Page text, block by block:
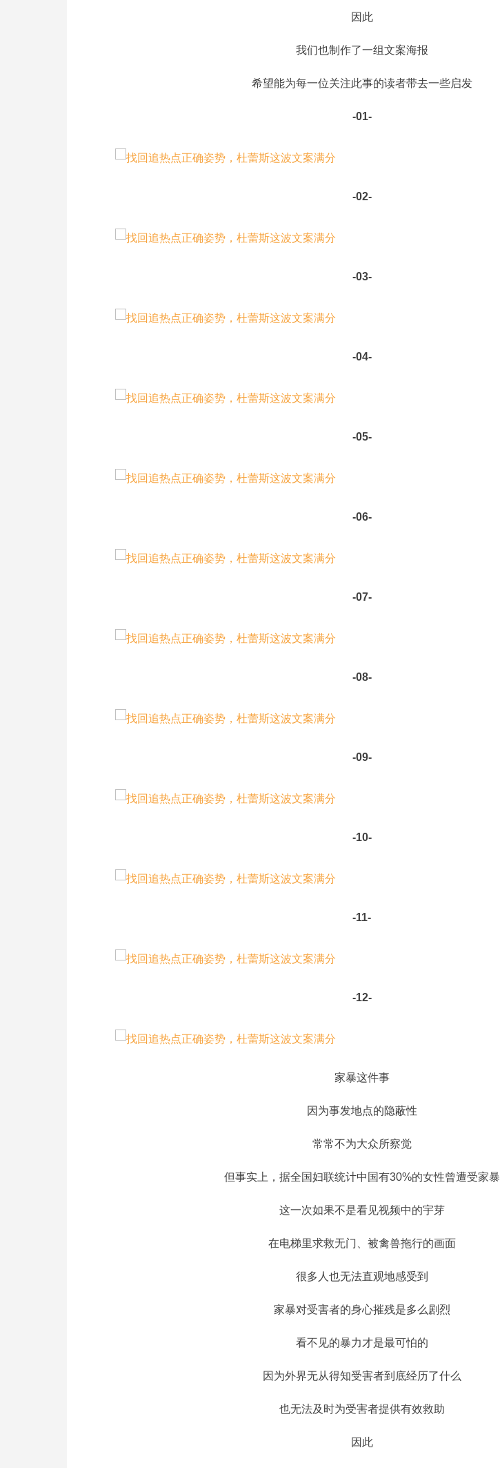
因此
我们也制作了一组文案海报
希望能为每一位关注此事的读者带去一些启发
-01-
-02-
-03-
-04-
-05-
-06-
-07-
-08-
-09-
-10-
-11-
-12-
家暴这件事
因为事发地点的隐蔽性
常常不为大众所察觉
但事实上，据全国妇联统计中国有30%的女性曾遭受家暴
这一次如果不是看见视频中的宇芽
在电梯里求救无门、被禽兽拖行的画面
很多人也无法直观地感受到
家暴对受害者的身心摧残是多么剧烈
看不见的暴力才是最可怕的
因为外界无从得知受害者到底经历了什么
也无法及时为受害者提供有效救助
因此